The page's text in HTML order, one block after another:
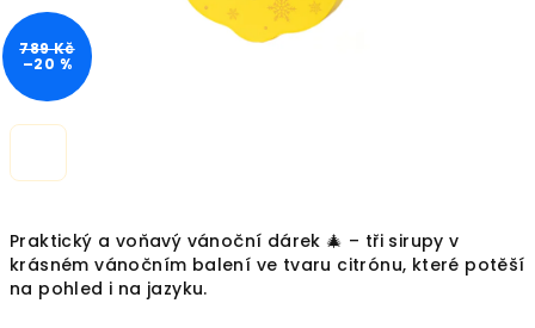
Praktický a voňavý vánoční dárek 🎄 – tři sirupy v
krásném vánočním balení ve tvaru citrónu, které potěší
na pohled i na jazyku.
789 Kč
–20 %